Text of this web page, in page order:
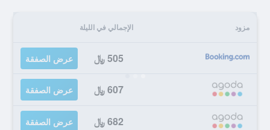
مزود الإجمالي في الليلة
505 ﷼ عرض الصفقة
607 ﷼ عرض الصفقة
682 ﷼ عرض الصفقة